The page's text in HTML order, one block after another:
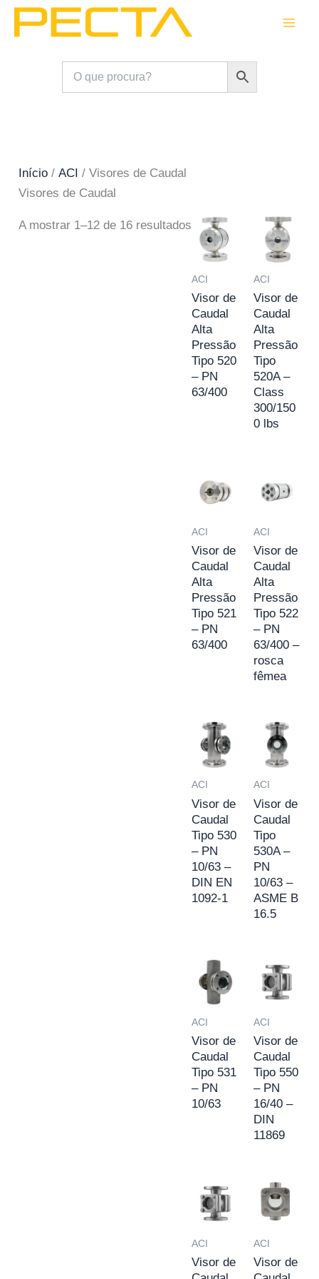
Skip
Início /ACI / Visores de Caudal
Visores de Caudal
A mostrar 1–12 de 16 resultados
ACI
Visor de
Caudal
Alta
Pressão
Tipo 520
– PN
63/400
ACI
Visor de
Caudal
Alta
Pressão
Tipo
520A –
Class
300/150
0 lbs
ACI
Visor de
Caudal
Alta
Pressão
Tipo 521
– PN
63/400
ACI
Visor de
Caudal
Alta
Pressão
Tipo 522
– PN
63/400 –
rosca
fêmea
ACI
Visor de
Caudal
Tipo 530
– PN
10/63 –
DIN EN
1092-1
ACI
Visor de
Caudal
Tipo
530A –
PN
10/63 –
ASME B
16.5
ACI
Visor de
Caudal
Tipo 531
– PN
10/63
ACI
Visor de
Caudal
Tipo 550
– PN
16/40 –
DIN
11869
ACI
Visor de
ACI
Visor de